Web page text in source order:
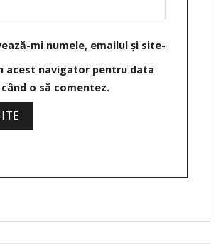
mi numele, emailul și site-
acest navigator pentru data
o să comentez.